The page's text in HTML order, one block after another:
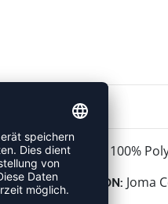
MATERIAL: 100%
KOLLEKTION: Joma